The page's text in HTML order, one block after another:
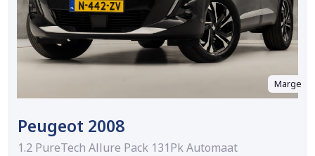
Marge
Peugeot 2008
1.2 PureTech Allure Pack 131Pk Automaat